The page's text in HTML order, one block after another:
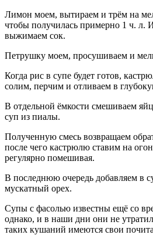
Лимон моем, вытираем и трём на
чтобы получилась примерно 1 ч. л.
выжимаем сок.
Петрушку моем, просушиваем и
Когда рис в супе будет готов,
солим, перчим и отливаем в
В отдельной ёмкости смешиваем
суп из пиалы.
Полученную смесь возвращаем
после чего кастрюлю ставим на
регулярно помешивая.
В последнюю очередь добавляем в
мускатный орех.
Супы с фасолью известны ещё со
однако, и в наши дни они не
таких кушаний имеются свои